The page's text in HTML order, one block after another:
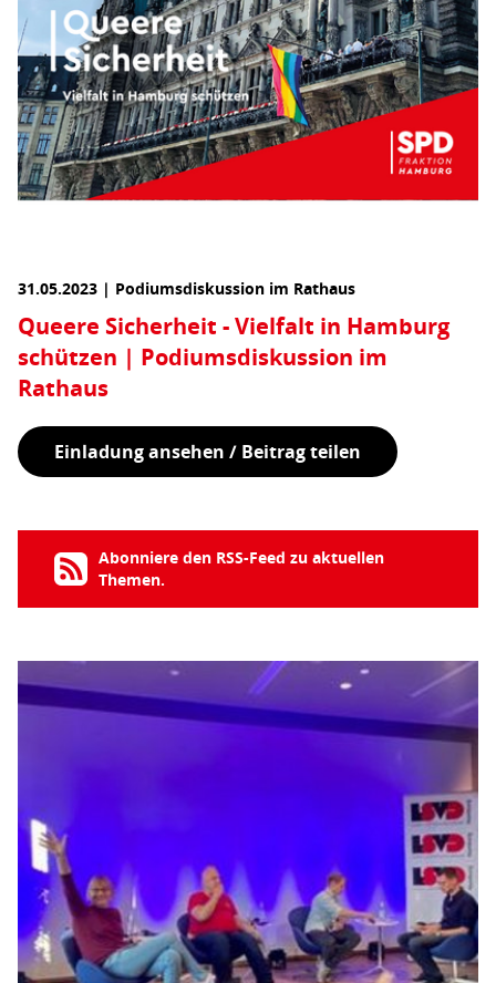
31.05.2023 | Podiumsdiskussion im Rathaus
Queere Sicherheit - Vielfalt in Hamburg
schützen | Podiumsdiskussion im
Rathaus
Einladung ansehen / Beitrag teilen
Abonniere den RSS-Feed zu aktuellen
Themen.